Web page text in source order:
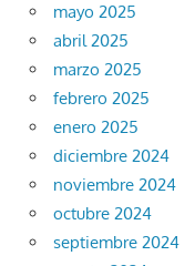
mayo 2025
abril 2025
marzo 2025
febrero 2025
enero 2025
diciembre 2024
noviembre 2024
octubre 2024
septiembre 2024